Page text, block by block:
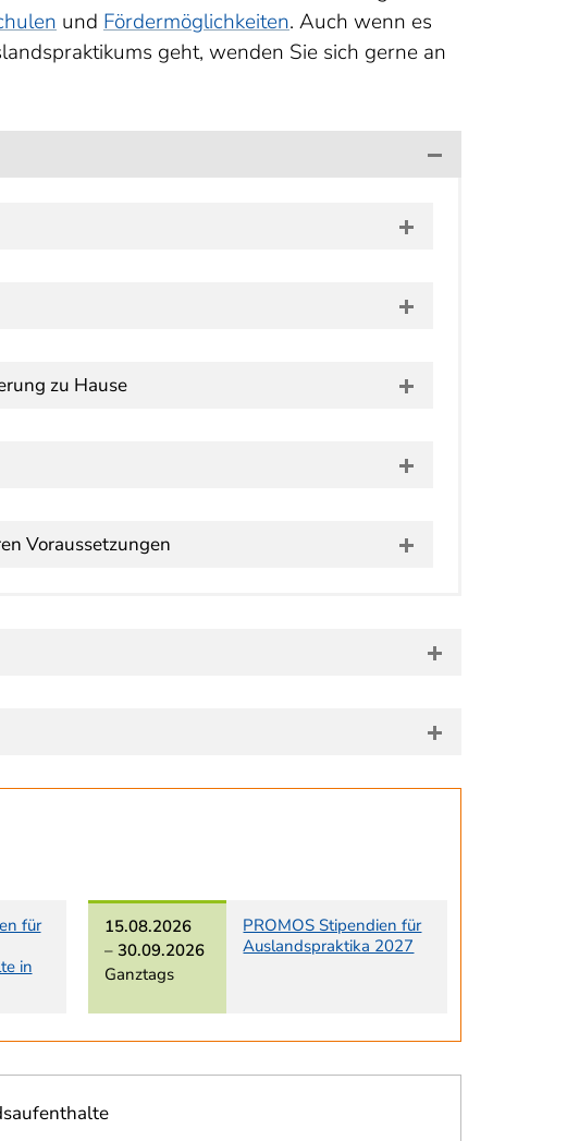
und Fördermöglichkeiten. Auch wenn es
geht, wenden Sie sich gerne an
zu Hause
Voraussetzungen
für
in
15.08.2026
– 30.09.2026
Ganztags
PROMOS Stipendien für
Auslandspraktika 2027